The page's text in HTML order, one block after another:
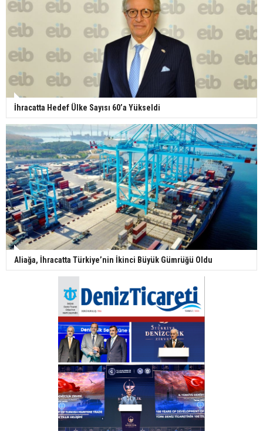
İhracatta Hedef Ülke Sayısı 60’a Yükseldi
Aliağa, İhracatta Türkiye’nin İkinci Büyük Gümrüğü Oldu